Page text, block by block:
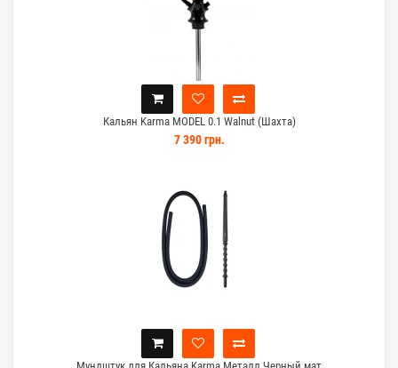
Кальян Karma MODEL 0.1 Walnut (Шахта)
7 390 грн.